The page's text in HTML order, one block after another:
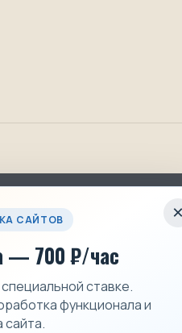
САЙТОВ
— 700 ₽/час
ставке.
функционала и
сайта.